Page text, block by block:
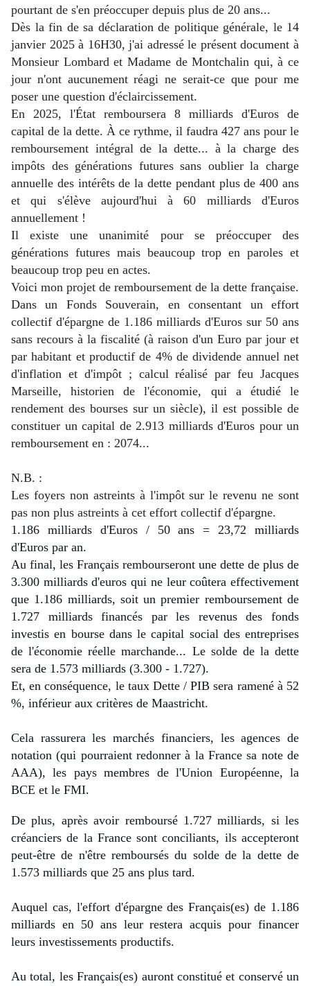
pourtant de s'en préoccuper depuis plus de 20 ans...
Dès la fin de sa déclaration de politique générale, le 14
janvier 2025 à 16H30, j'ai adressé le présent document à
Monsieur Lombard et Madame de Montchalin qui, à ce
jour n'ont aucunement réagi ne serait-ce que pour me
poser une question d'éclaircissement.
En 2025, l'État remboursera 8 milliards d'Euros de
capital de la dette. À ce rythme, il faudra 427 ans pour le
remboursement intégral de la dette... à la charge des
impôts des générations futures sans oublier la charge
annuelle des intérêts de la dette pendant plus de 400 ans
et qui s'élève aujourd'hui à 60 milliards d'Euros
annuellement !
Il existe une unanimité pour se préoccuper des
générations futures mais beaucoup trop en paroles et
beaucoup trop peu en actes.
Voici mon projet de remboursement de la dette française.
Dans un Fonds Souverain, en consentant un effort
collectif d'épargne de 1.186 milliards d'Euros sur 50 ans
sans recours à la fiscalité (à raison d'un Euro par jour et
par habitant et productif de 4% de dividende annuel net
d'inflation et d'impôt ; calcul réalisé par feu Jacques
Marseille, historien de l'économie, qui a étudié le
rendement des bourses sur un siècle), il est possible de
constituer un capital de 2.913 milliards d'Euros pour un
remboursement en : 2074...
N.B. :
Les foyers non astreints à l'impôt sur le revenu ne sont
pas non plus astreints à cet effort collectif d'épargne.
1.186 milliards d'Euros / 50 ans = 23,72 milliards
d'Euros par an.
Au final, les Français rembourseront une dette de plus de
3.300 milliards d'euros qui ne leur coûtera effectivement
que 1.186 milliards, soit un premier remboursement de
1.727 milliards financés par les revenus des fonds
investis en bourse dans le capital social des entreprises
de l'économie réelle marchande... Le solde de la dette
sera de 1.573 milliards (3.300 - 1.727).
Et, en conséquence, le taux Dette / PIB sera ramené à 52
%, inférieur aux critères de Maastricht.
Cela rassurera les marchés financiers, les agences de
notation (qui pourraient redonner à la France sa note de
AAA), les pays membres de l'Union Européenne, la
BCE et le FMI.
De plus, après avoir remboursé 1.727 milliards, si les
créanciers de la France sont conciliants, ils accepteront
peut-être de n'être remboursés du solde de la dette de
1.573 milliards que 25 ans plus tard.
Auquel cas, l'effort d'épargne des Français(es) de 1.186
milliards en 50 ans leur restera acquis pour financer
leurs investissements productifs.
Au total, les Français(es) auront constitué et conservé un